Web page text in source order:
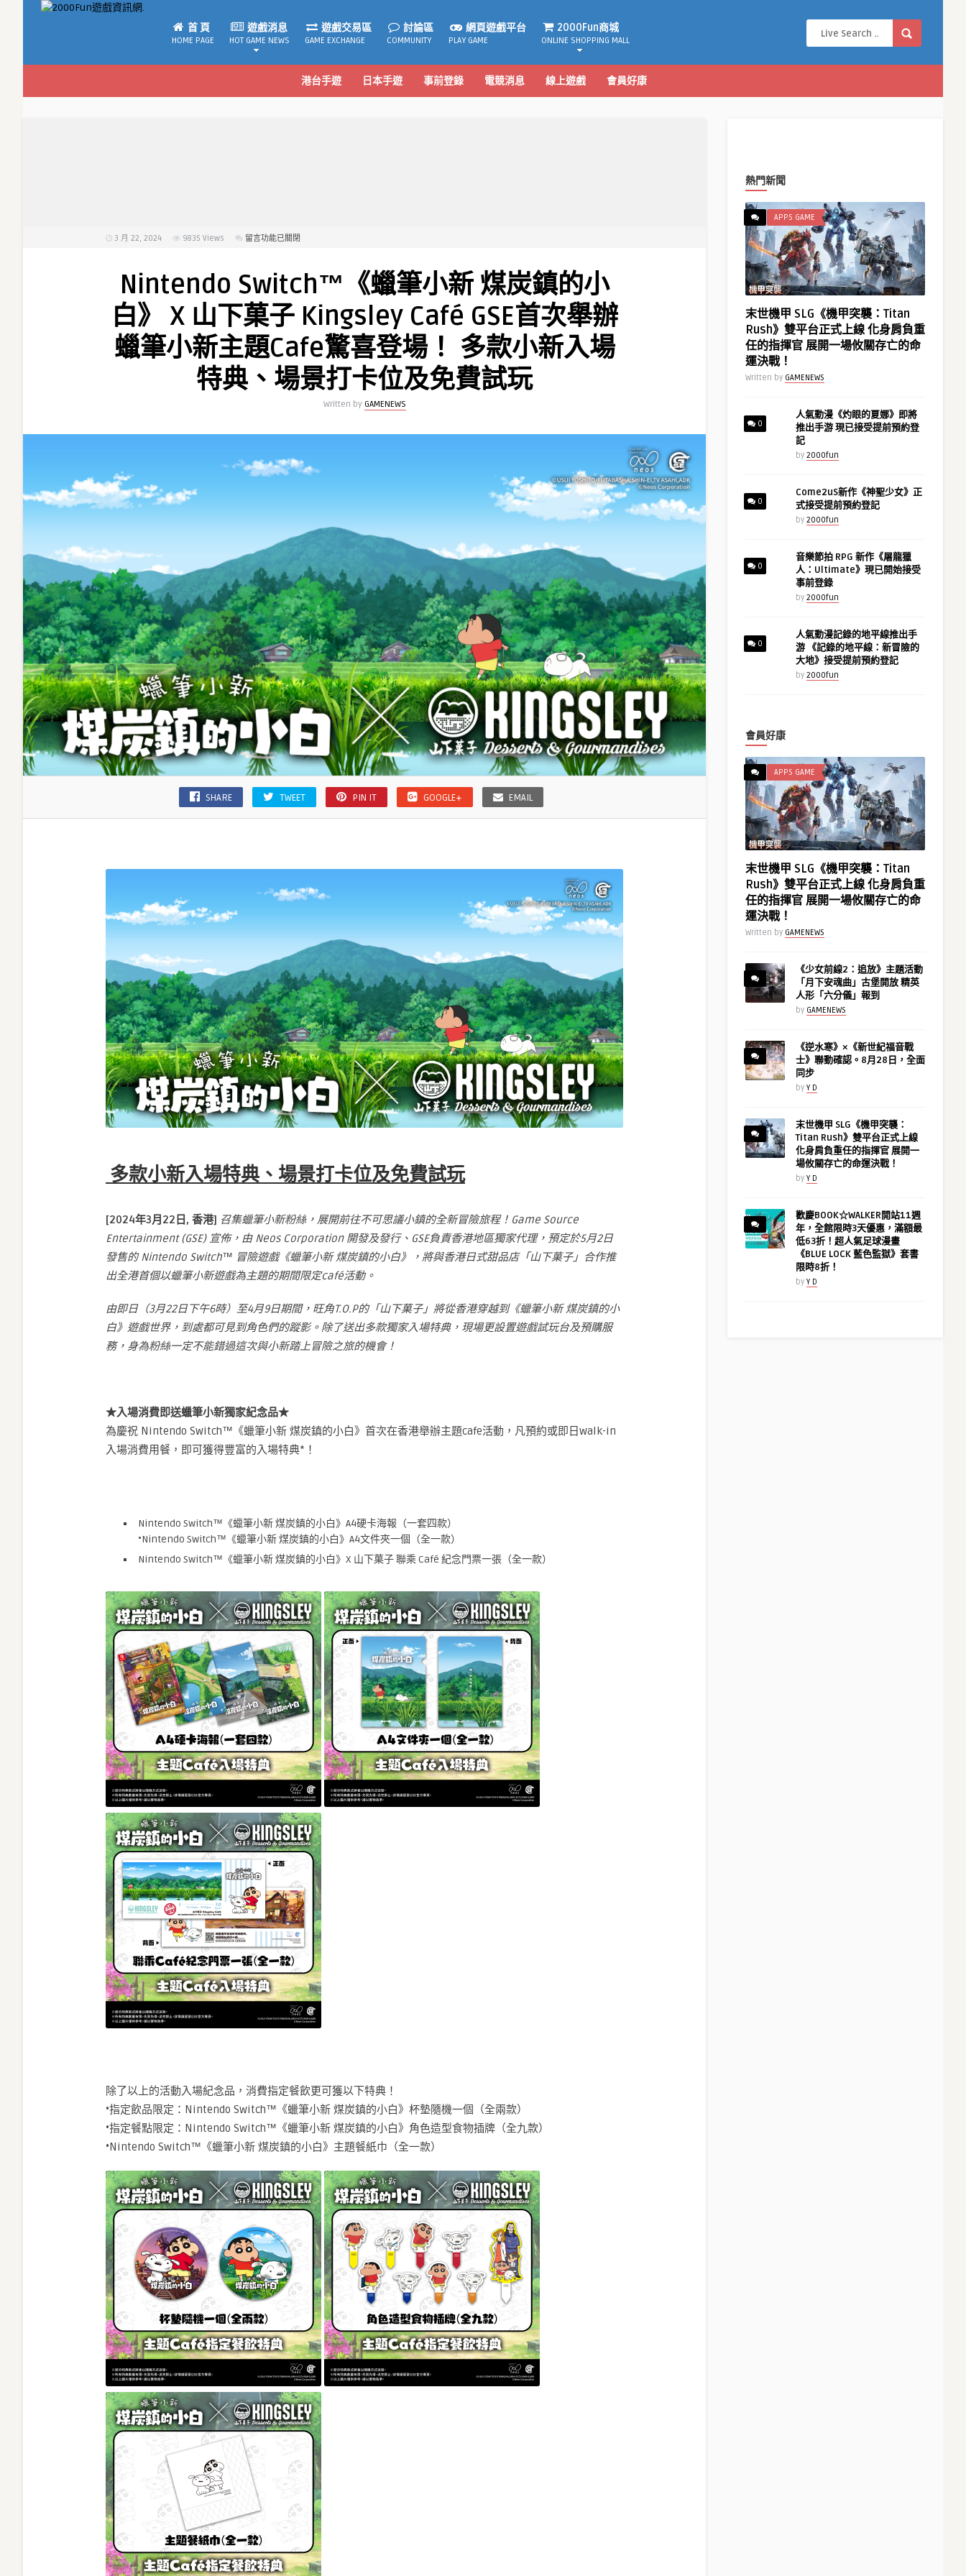
首 頁
HOME PAGE
遊戲消息
HOT GAME NEWS
遊戲交易區
GAME EXCHANGE
討論區
COMMUNITY
網頁遊戲平台
PLAY GAME
2000Fun商城
ONLINE SHOPPING MALL
港台手遊 日本手遊 事前登錄 電競消息 線上遊戲 會員好康
3 月 22, 2024 9835 Views
在
筆
小
新
煤
炭
的
下
菓
首
舉
辦
蠟
筆
小
新
主
題
Cafe
驚
喜
登
場！
多
款
場
及
免
費
試
玩〉
中
留言功能已關閉
Nintendo Switch™《蠟筆小新 煤炭鎮的小
白》 X 山下菓子 Kingsley Café GSE首次舉辦
蠟筆小新主題Cafe驚喜登場！ 多款小新入場
特典、場景打卡位及免費試玩
Written by GAMENEWS
SHARE TWEET PIN IT GOOGLE+ EMAIL
多款小新入場特典、場景打卡位及免費試玩
[2024年3月 22 日, 香港] 召集蠟筆小新粉絲，展開前往不可思議小鎮的全新冒險旅程！Game Source
Entertainment (GSE) 宣佈，由 Neos Corporation 開發及發行、GSE負責香港地區獨家代理，預定於5月2日
發售的 Nintendo Switch™ 冒險遊戲《蠟筆小新 煤炭鎮的小白》，將與香港日式甜品店「山下菓子」合作推
出全港首個以蠟筆小新遊戲為主題的期間限定café活動。
由即日（3月22日下午6時）至4月9日期間，旺角T.O.P的「山下菓子」將從香港穿越到《蠟筆小新 煤炭鎮的小
白》遊戲世界，到處都可見到角色們的蹤影。除了送出多款獨家入場特典，現場更設置遊戲試玩台及預購服
務，身為粉絲一定不能錯過這次與小新踏上冒險之旅的機會！
★入場消費即送蠟筆小新獨家紀念品★
為慶祝 Nintendo Switch™《蠟筆小新 煤炭鎮的小白》首次在香港舉辦主題cafe活動，凡預約或即日walk-in
入場消費用餐，即可獲得豐富的入場特典*！
Nintendo Switch™《蠟筆小新 煤炭鎮的小白》A4硬卡海報（一套四款）
•Nintendo Switch™《蠟筆小新 煤炭鎮的小白》A4文件夾一個（全一款）
Nintendo Switch™《蠟筆小新 煤炭鎮的小白》X 山下菓子 聯乘 Café 紀念門票一張（全一款）
除了以上的活動入場紀念品，消費指定餐飲更可獲以下特典！
•指定飲品限定：Nintendo Switch™《蠟筆小新 煤炭鎮的小白》杯墊隨機一個（全兩款）
•指定餐點限定：Nintendo Switch™《蠟筆小新 煤炭鎮的小白》角色造型食物插牌（全九款）
•Nintendo Switch™《蠟筆小新 煤炭鎮的小白》主題餐紙巾（全一款）
熱門新聞
APPS GAME
末世機甲 SLG《機甲突襲：Titan
Rush》雙平台正式上線 化身肩負重
任的指揮官 展開一場攸關存亡的命
運決戰！
Written by GAMENEWS
0
人氣動漫《灼眼的夏娜》即將
推出手游 現已接受提前預約登
記
by 2000fun
0
Come2uS新作《神聖少女》正
式接受提前預約登記
by 2000fun
0
音樂節拍 RPG 新作《屠龍獵
人：Ultimate》現已開始接受
事前登錄
by 2000fun
0
人氣動漫記錄的地平線推出手
游 《記錄的地平線：新冒險的
大地》接受提前預約登記
by 2000fun
會員好康
APPS GAME
末世機甲 SLG《機甲突襲：Titan
Rush》雙平台正式上線 化身肩負重
任的指揮官 展開一場攸關存亡的命
運決戰！
Written by GAMENEWS
《少女前線2：追放》主題活動
「月下安魂曲」古堡開放 精英
人形「六分儀」報到
by GAMENEWS
《逆水寒》×《新世紀福音戰
士》聯動確認。8月28日，全面
同步
by Y D
末世機甲 SLG《機甲突襲：
Titan Rush》雙平台正式上線
化身肩負重任的指揮官 展開一
場攸關存亡的命運決戰！
by Y D
歡慶BOOK☆WALKER開站11週
年，全館限時3天優惠，滿額最
低63折！超人氣足球漫畫
《BLUE LOCK 藍色監獄》套書
限時8折！
by Y D